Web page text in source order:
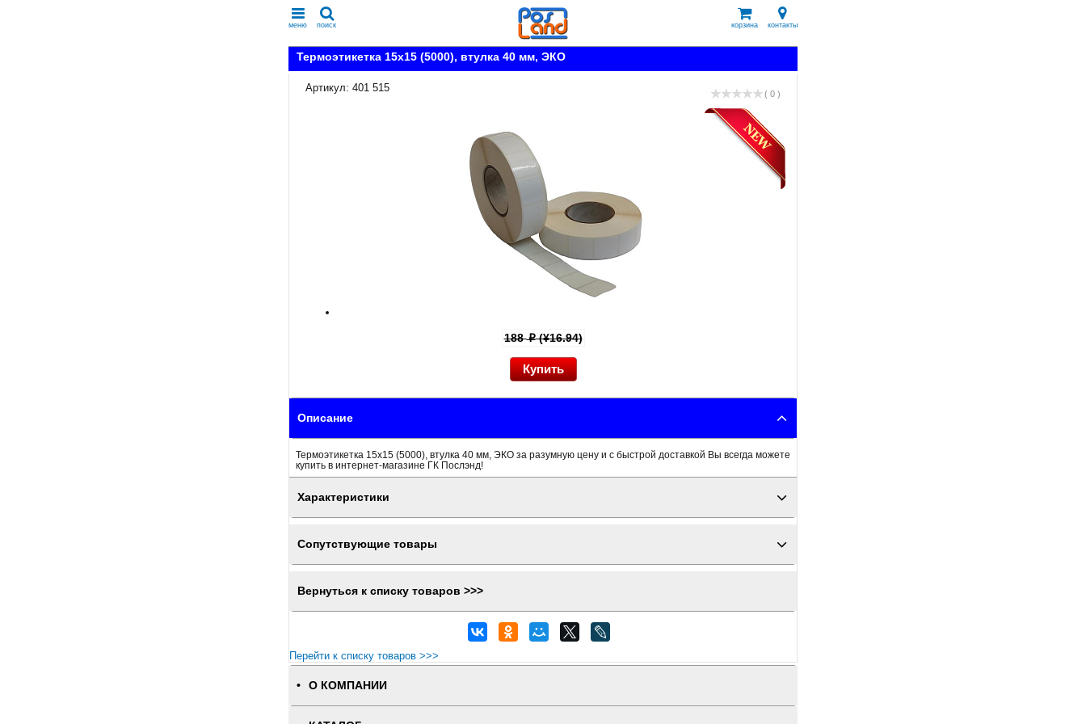
меню поиск корзина контакты
Термоэтикетка 15x15 (5000), втулка 40 мм, ЭКО
Артикул: 401 515
( 0 )
188p(¥16.94)
Описание
Термоэтикетка 15x15 (5000), втулка 40 мм, ЭКО за разумную цену и с быстрой доставкой Вы всегда можете
купить в интернет-магазине ГК Послэнд!
Характеристики
Сопутствующие товары
Вернуться к списку товаров >>>
Перейти к списку товаров >>>
О КОМПАНИИ